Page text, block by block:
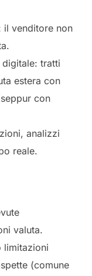
il venditore non
tratti
estera con
con
analizzi
reale.
valuta.
limitazioni
(comune